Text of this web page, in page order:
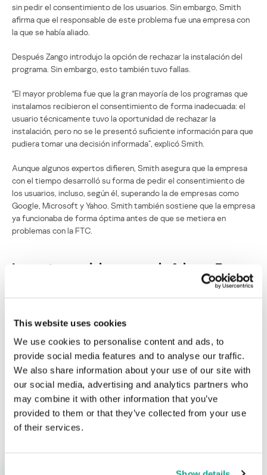
This website uses cookies
We use cookies to personalise content and ads, to
provide social media features and to analyse our traffic.
We also share information about your use of our site with
our social media, advertising and analytics partners who
may combine it with other information that you’ve
provided to them or that they’ve collected from your use
of their services.
sin pedir el consentimiento de los usuarios. Sin embargo, Smith
afirma que el responsable de este problema fue una empresa con
la que se había aliado.
Después Zango introdujo la opción de rechazar la instalación del
programa. Sin embargo, esto también tuvo fallas.
“El mayor problema fue que la gran mayoría de los programas que
instalamos recibieron el consentimiento de forma inadecuada: el
usuario técnicamente tuvo la oportunidad de rechazar la
instalación, pero no se le presentó suficiente información para que
pudiera tomar una decisión informada”, explicó Smith.
Aunque algunos expertos difieren, Smith asegura que la empresa
con el tiempo desarrolló su forma de pedir el consentimiento de
los usuarios, incluso, según él, superando la de empresas como
Google, Microsoft y Yahoo. Smith también sostiene que la empresa
ya funcionaba de forma óptima antes de que se metiera en
problemas con la FTC.
La controversial empresa de Adware Zango
campos obligatorios están marcados con
Nombre* Correo electrónico*